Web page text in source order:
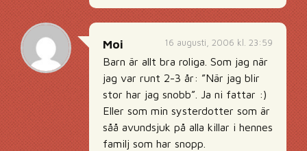
16 augusti, 2006 kl. 23:59
Moi
Barn är allt bra roliga. Som jag när
jag var runt 2-3 år: ”När jag blir
stor har jag snobb”. Ja ni fattar :)
Eller som min systerdotter som är
såå avundsjuk på alla killar i hennes
familj som har snopp.